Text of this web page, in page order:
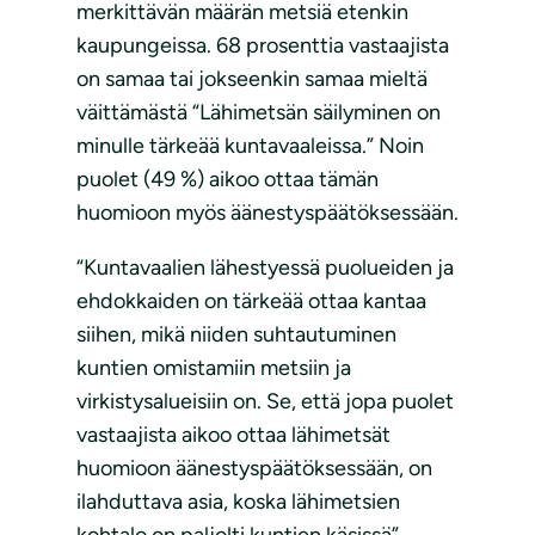
merkittävän määrän metsiä etenkin
kaupungeissa. 68 prosenttia vastaajista
on samaa tai jokseenkin samaa mieltä
väittämästä “Lähimetsän säilyminen on
minulle tärkeää kuntavaaleissa.” Noin
puolet (49 %) aikoo ottaa tämän
huomioon myös äänestyspäätöksessään.
“Kuntavaalien lähestyessä puolueiden ja
ehdokkaiden on tärkeää ottaa kantaa
siihen, mikä niiden suhtautuminen
kuntien omistamiin metsiin ja
virkistysalueisiin on. Se, että jopa puolet
vastaajista aikoo ottaa lähimetsät
huomioon äänestyspäätöksessään, on
ilahduttava asia, koska lähimetsien